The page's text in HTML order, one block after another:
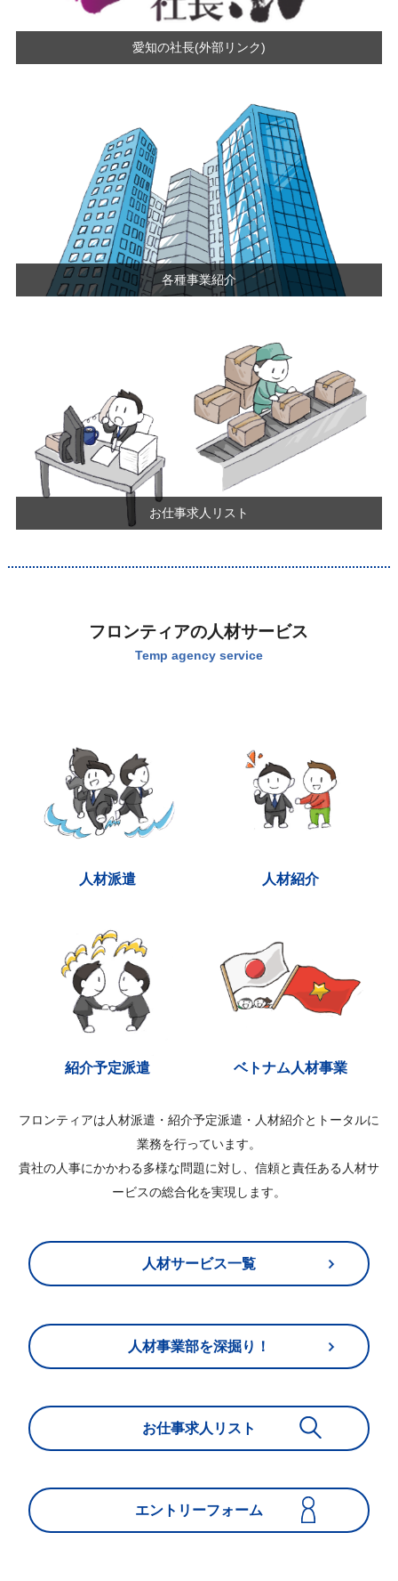
愛知の社長(外部リンク)
各種事業紹介
お仕事求人リスト
フロンティアの人材サービス
Temp agency service
人材派遣 人材紹介
紹介予定派遣 ベトナム人材事業
フロンティアは人材派遣・紹介予定派遣・人材紹介とトータルに
業務を行っています。
貴社の人事にかかわる多様な問題に対し、信頼と責任ある人材サ
ービスの総合化を実現します。
人材サービス一覧
人材事業部を深掘り！
お仕事求人リスト
エントリーフォーム